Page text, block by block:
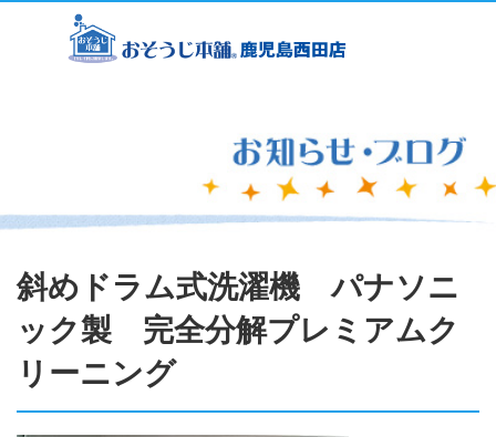
斜めドラム式洗濯機 パナソニ
ック製 完全分解プレミアムク
リーニング